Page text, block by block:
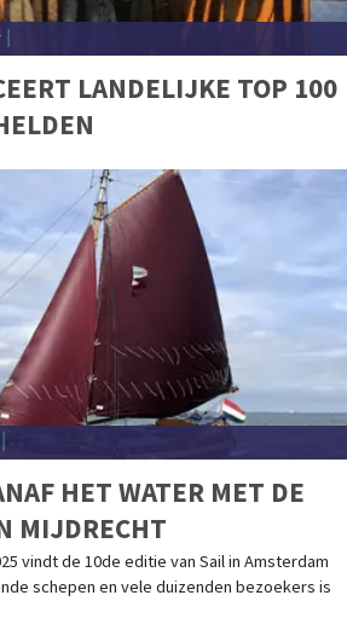
LANDELIJKE TOP 100
HET WATER MET DE
MIJDRECHT
vindt de 10de editie van Sail in Amsterdam
schepen en vele duizenden bezoekers is